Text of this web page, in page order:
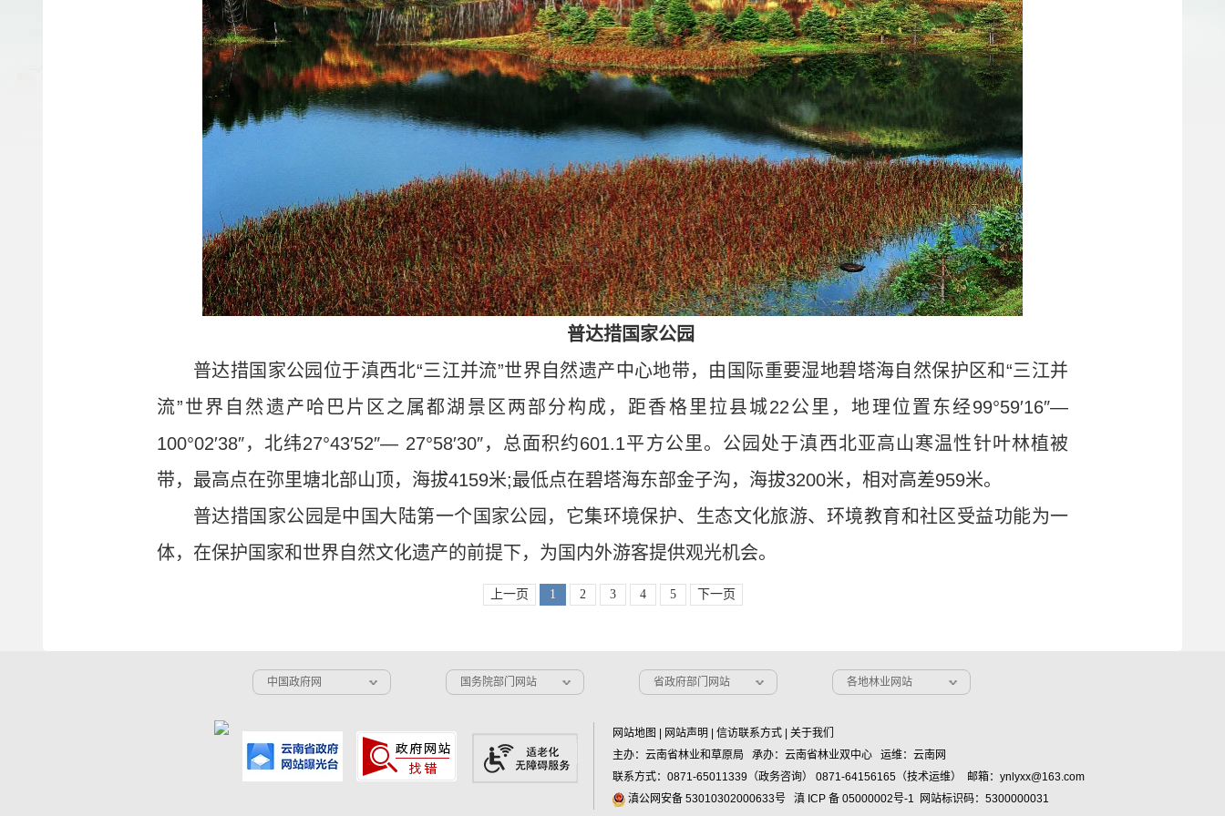
普达措国家公园
普达措国家公园位于滇西北“三江并流”世界自然遗产中心地带，由国际重要湿地碧塔海自然保护区和“三江并
流”世界自然遗产哈巴片区之属都湖景区两部分构成，距香格里拉县城22公里，地理位置东经99°59′16″—
100°02′38″，北纬27°43′52″— 27°58′30″，总面积约601.1平方公里。公园处于滇西北亚高山寒温性针叶林植被
带，最高点在弥里塘北部山顶，海拔4159米;最低点在碧塔海东部金子沟，海拔3200米，相对高差959米。
普达措国家公园是中国大陆第一个国家公园，它集环境保护、生态文化旅游、环境教育和社区受益功能为一
体，在保护国家和世界自然文化遗产的前提下，为国内外游客提供观光机会。
上一页 1 2 3 4 5 下一页
中国政府网 国务院部门网站 省政府部门网站 各地林业网站
网站地图 网站声明 信访联系方式
关于我们
主办：云南省林业和草原局 承办：云南省林业双中心 运维：云南网
联系方式：0871-65011339（政务咨询） 0871-64156165（技术运维） 邮箱：ynlyxx@163.com
滇公网安备 53010302000633号
滇 ICP 备 05000002号-1 网站标识码：5300000031